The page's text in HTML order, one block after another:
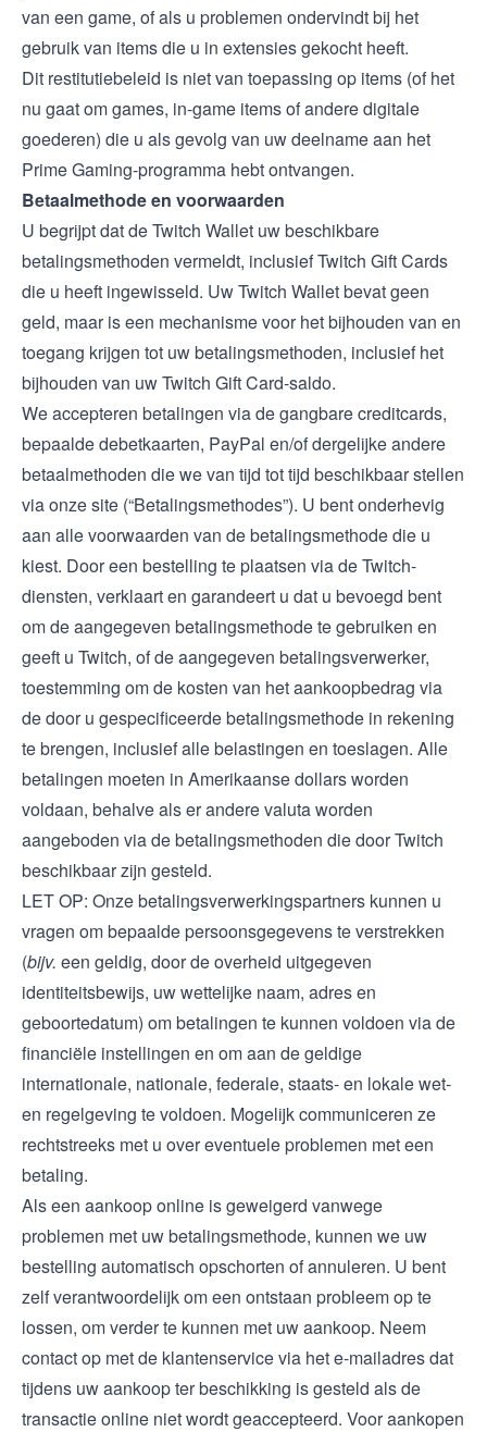
van een game, of als u problemen ondervindt bij het
gebruik van items die u in extensies gekocht heeft.
Dit restitutiebeleid is niet van toepassing op items (of het
nu gaat om games, in-game items of andere digitale
goederen) die u als gevolg van uw deelname aan het
Prime Gaming-programma hebt ontvangen.
Betaalmethode en voorwaarden
U begrijpt dat de Twitch Wallet uw beschikbare
betalingsmethoden vermeldt, inclusief Twitch Gift Cards
die u heeft ingewisseld. Uw Twitch Wallet bevat geen
geld, maar is een mechanisme voor het bijhouden van en
toegang krijgen tot uw betalingsmethoden, inclusief het
bijhouden van uw Twitch Gift Card-saldo.
We accepteren betalingen via de gangbare creditcards,
bepaalde debetkaarten, PayPal en/of dergelijke andere
betaalmethoden die we van tijd tot tijd beschikbaar stellen
via onze site (“Betalingsmethodes”). U bent onderhevig
aan alle voorwaarden van de betalingsmethode die u
kiest. Door een bestelling te plaatsen via de Twitch-
diensten, verklaart en garandeert u dat u bevoegd bent
om de aangegeven betalingsmethode te gebruiken en
geeft u Twitch, of de aangegeven betalingsverwerker,
toestemming om de kosten van het aankoopbedrag via
de door u gespecificeerde betalingsmethode in rekening
te brengen, inclusief alle belastingen en toeslagen. Alle
betalingen moeten in Amerikaanse dollars worden
voldaan, behalve als er andere valuta worden
aangeboden via de betalingsmethoden die door Twitch
beschikbaar zijn gesteld.
LET OP: Onze betalingsverwerkingspartners kunnen u
vragen om bepaalde persoonsgegevens te verstrekken
(bijv. een geldig, door de overheid uitgegeven
identiteitsbewijs, uw wettelijke naam, adres en
geboortedatum) om betalingen te kunnen voldoen via de
financiële instellingen en om aan de geldige
internationale, nationale, federale, staats- en lokale wet-
en regelgeving te voldoen. Mogelijk communiceren ze
rechtstreeks met u over eventuele problemen met een
betaling.
Als een aankoop online is geweigerd vanwege
problemen met uw betalingsmethode, kunnen we uw
bestelling automatisch opschorten of annuleren. U bent
zelf verantwoordelijk om een ontstaan probleem op te
lossen, om verder te kunnen met uw aankoop. Neem
contact op met de klantenservice via het e-mailadres dat
tijdens uw aankoop ter beschikking is gesteld als de
transactie online niet wordt geaccepteerd. Voor aankopen